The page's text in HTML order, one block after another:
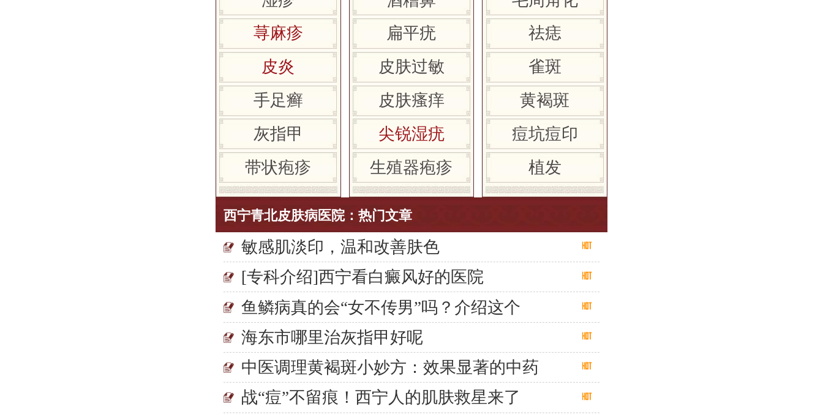
荨麻疹
皮炎
手足癣
灰指甲
带状疱疹
扁平疣
皮肤过敏
皮肤瘙痒
尖锐湿疣
生殖器疱疹
祛痣
雀斑
黄褐斑
痘坑痘印
植发
西宁青北皮肤病医院：热门文章
敏感肌淡印，温和改善肤色
[专科介绍]西宁看白癜风好的医院
鱼鳞病真的会“女不传男”吗？介绍这个
海东市哪里治灰指甲好呢
中医调理黄褐斑小妙方：效果显著的中药
战“痘”不留痕！西宁人的肌肤救星来了